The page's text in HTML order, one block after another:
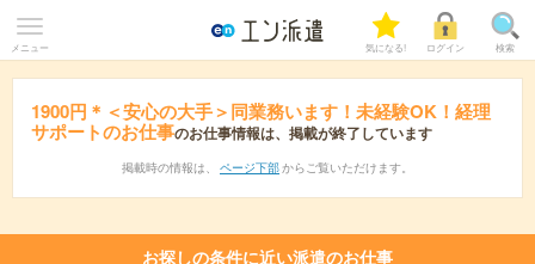
メニュー 気になる! ログイン 検索
1900円＊＜安心の大手＞同業務います！未経験OK！経理
サポートのお仕事のお仕事情報は、掲載が終了しています
掲載時の情報は、 ページ下部 からご覧いただけます。
お探しの条件に近い派遣のお仕事